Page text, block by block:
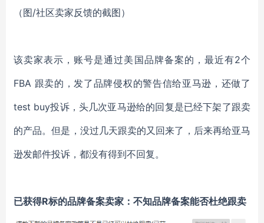
（图/社区卖家反馈的截图）
该卖家表示，账号是通过美国品牌备案的，最近有2个
FBA 跟卖的，发了品牌侵权的警告信给亚马逊，还做了
test buy投诉，头几次亚马逊给的回复是已经下架了跟卖
的产品。但是，没过几天跟卖的又回来了，后来再给亚马
逊发邮件投诉，都没有得到不回复。
已获得R标的品牌备案卖家：不知品牌备案能否杜绝跟卖